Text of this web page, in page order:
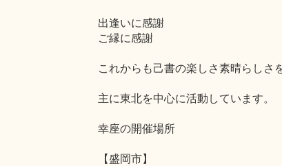
出逢いに感謝
ご縁に感謝
これからも己書の楽しさ素晴らしさ
主に東北を中心に活動しています。
幸座の開催場所
【盛岡市】